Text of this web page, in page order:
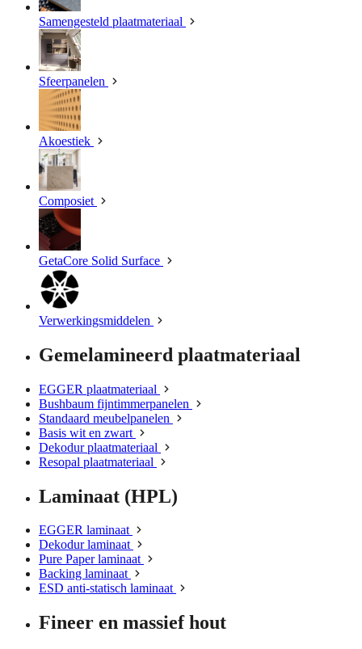
Samengesteld plaatmateriaal
Sfeerpanelen
Akoestiek
Composiet
GetaCore Solid Surface
Verwerkingsmiddelen
Gemelamineerd plaatmateriaal
EGGER plaatmateriaal
Bushbaum fijntimmerpanelen
Standaard meubelpanelen
Basis wit en zwart
Dekodur plaatmateriaal
Resopal plaatmateriaal
Laminaat (HPL)
EGGER laminaat
Dekodur laminaat
Pure Paper laminaat
Backing laminaat
ESD anti-statisch laminaat
Fineer en massief hout